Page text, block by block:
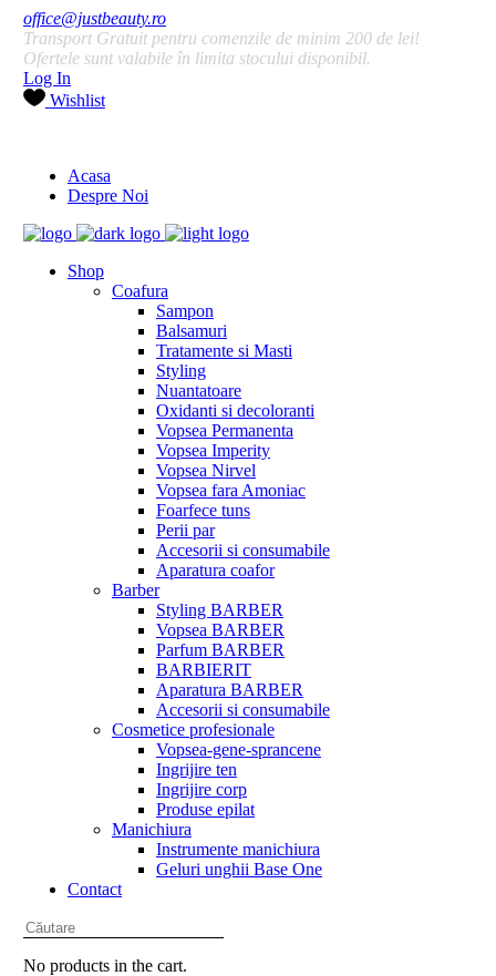
office@justbeauty.ro
Transport Gratuit pentru comenzile de minim 200 de lei!
Ofertele sunt valabile în limita stocului disponibil.
Log In
Wishlist
Acasa
Despre Noi
Shop
Coafura
Sampon
Balsamuri
Tratamente si Masti
Styling
Nuantatoare
Oxidanti si decoloranti
Vopsea Permanenta
Vopsea Imperity
Vopsea Nirvel
Vopsea fara Amoniac
Foarfece tuns
Perii par
Accesorii si consumabile
Aparatura coafor
Barber
Styling BARBER
Vopsea BARBER
Parfum BARBER
BARBIERIT
Aparatura BARBER
Accesorii si consumabile
Cosmetice profesionale
Vopsea-gene-sprancene
Ingrijire ten
Ingrijire corp
Produse epilat
Manichiura
Instrumente manichiura
Geluri unghii Base One
Contact
No products in the cart.